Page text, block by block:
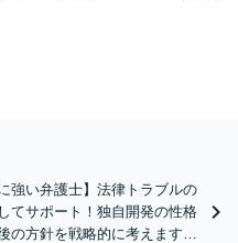
強い弁護士】法律トラブルの
てサポート！独自開発の性格
の方針を戦略的に考えます！